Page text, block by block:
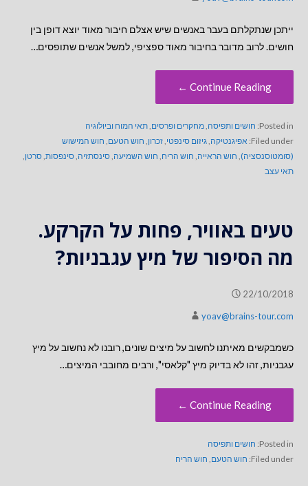
ייתכן שנתקלתם בעבר באנשים שיש אצלם חיבור מאוד יוצא דופן בין
חושים. לרוב מדובר בחיבור מאוד ספציפי, למשל אנשים שתופסים…
Continue Reading ←
Posted in: חושים ותפיסה,מחקרים ופרסים,תאי המוח וביולוגיה
Filed under: אפיגנטיקה,גיזום סינפטי,זכרון, חוש הטעם, חוש המישוש
(סומטוסנסציה), חוש הראייה, חוש הריח, חוש השמיעה,סינסתזיה,סינפסות,סרטן,
תאי עצב
טעים באוויר, פחות על הקרקע.
מה הסיפור של מיץ עגבניות?
22/10/2018
yoav@brains-tour.com
כשמבקשים מאיתנו לחשוב על מיצים שונים, רובנו לא נחשוב על מיץ
עגבניות, זהו לא בדיוק מיץ "קלאסי", ורבים מחובבי המיצים…
Continue Reading ←
Posted in: חושים ותפיסה
Filed under: חוש הטעם, חוש הריח